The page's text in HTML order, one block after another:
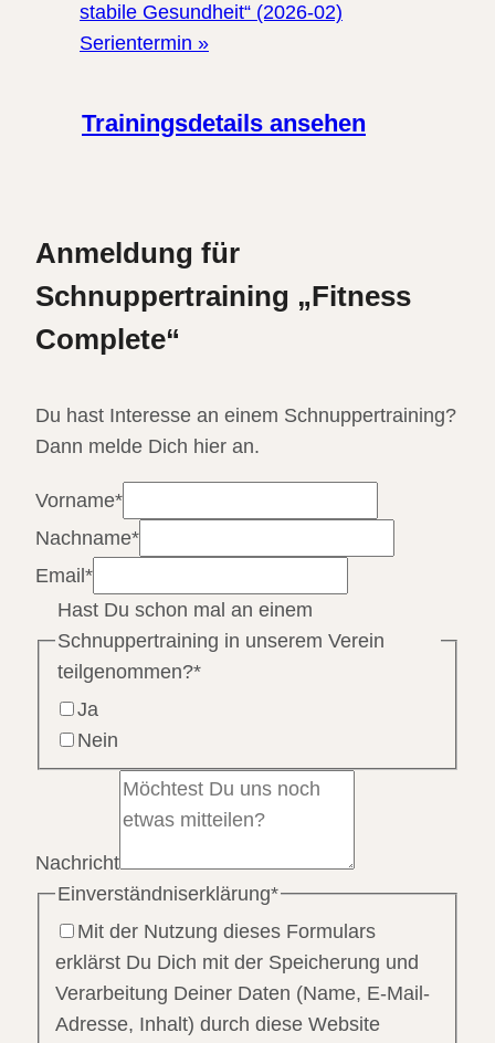
stabile Gesundheit“ (2026-02)
Serientermin »
Trainingsdetails ansehen
Anmeldung für
Schnuppertraining „Fitness
Complete“
Du hast Interesse an einem Schnuppertraining?
Dann melde Dich hier an.
Vorname*
Nachname*
Email*
Hast Du schon mal an einem
Schnuppertraining in unserem Verein
teilgenommen?*
Ja
Nein
Nachricht
Einverständniserklärung*
Mit der Nutzung dieses Formulars
erklärst Du Dich mit der Speicherung und
Verarbeitung Deiner Daten (Name, E-Mail-
Adresse, Inhalt) durch diese Website